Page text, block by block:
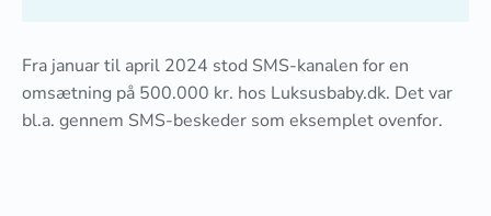
Fra januar til april 2024 stod SMS-kanalen for en
omsætning på 500.000 kr. hos Luksusbaby.dk. Det var
bl.a. gennem SMS-beskeder som eksemplet ovenfor.